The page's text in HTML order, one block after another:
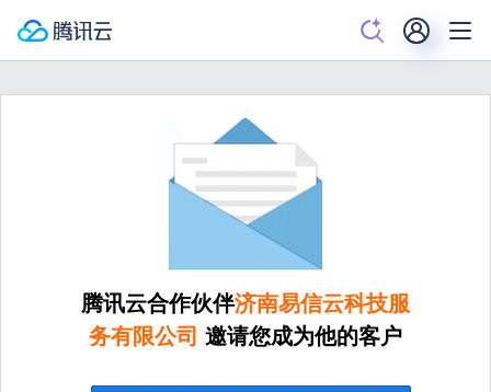
腾讯云合作伙伴济南易信云科技服
务有限公司 邀请您成为他的客户